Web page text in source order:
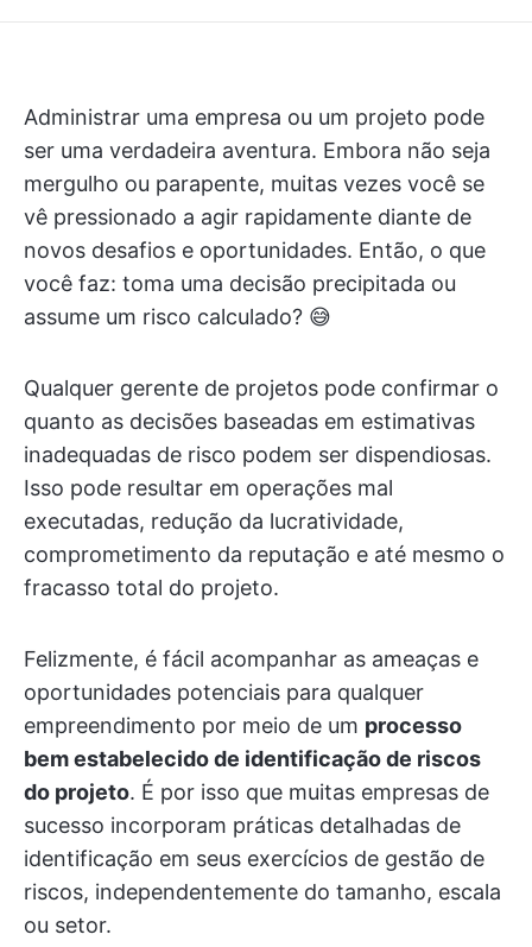
Administrar uma empresa ou um projeto pode
ser uma verdadeira aventura. Embora não seja
mergulho ou parapente, muitas vezes você se
vê pressionado a agir rapidamente diante de
novos desafios e oportunidades. Então, o que
você faz: toma uma decisão precipitada ou
assume um risco calculado? 😅
Qualquer gerente de projetos pode confirmar o
quanto as decisões baseadas em estimativas
inadequadas de risco podem ser dispendiosas.
Isso pode resultar em operações mal
executadas, redução da lucratividade,
comprometimento da reputação e até mesmo o
fracasso total do projeto.
Felizmente, é fácil acompanhar as ameaças e
oportunidades potenciais para qualquer
empreendimento por meio de um processo
bem estabelecido de identificação de riscos
do projeto. É por isso que muitas empresas de
sucesso incorporam práticas detalhadas de
identificação em seus exercícios de gestão de
riscos, independentemente do tamanho, escala
ou setor.